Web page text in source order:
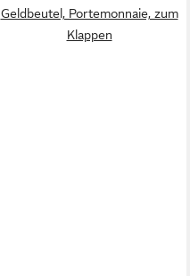
Geldbeutel, Portemonnaie, zum
Klappen